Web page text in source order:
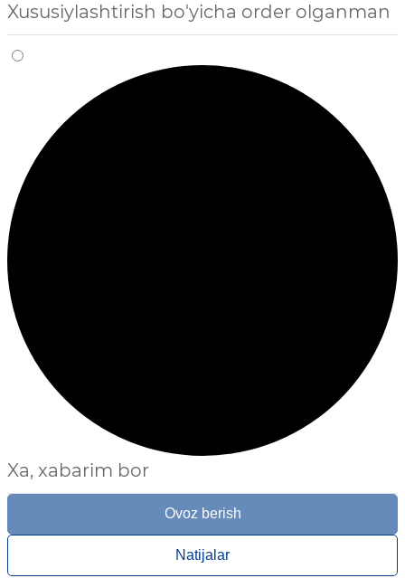
Xususiylashtirish bo'yicha order olganman
Xa, xabarim bor
Ovoz berish
Natijalar